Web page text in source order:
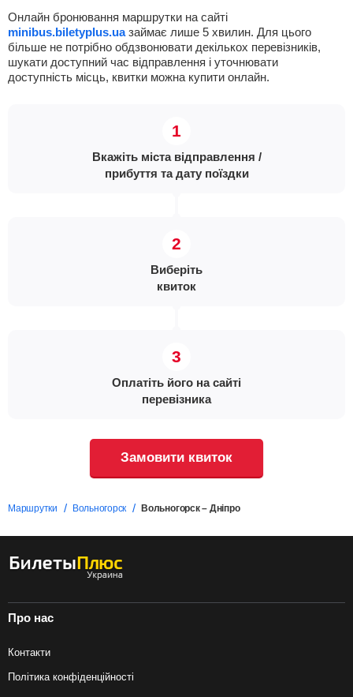
Онлайн бронювання маршрутки на сайті
minibus.biletyplus.uaзаймає лише 5 хвилин. Для цього
більше не потрібно обдзвонювати декількох перевізників,
шукати доступний час відправлення і уточнювати
доступність місць, квитки можна купити онлайн.
Вкажіть міста відправлення /
прибуття та дату поїздки
Виберіть
квиток
Оплатіть його на сайті
перевізника
Замовити квиток
Маршрутки Вольногорск Вольногорск – Дніпро
Про нас
Контакти
Політика конфіденційності